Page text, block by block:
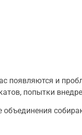
появляются и
попытки